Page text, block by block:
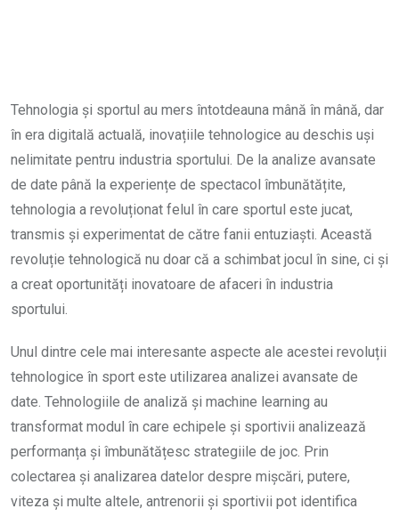
Tehnologia și sportul au mers întotdeauna mână în mână, dar
în era digitală actuală, inovațiile tehnologice au deschis uși
nelimitate pentru industria sportului. De la analize avansate
de date până la experiențe de spectacol îmbunătățite,
tehnologia a revoluționat felul în care sportul este jucat,
transmis și experimentat de către fanii entuziaști. Această
revoluție tehnologică nu doar că a schimbat jocul în sine, ci și
a creat oportunități inovatoare de afaceri în industria
sportului.
Unul dintre cele mai interesante aspecte ale acestei revoluții
tehnologice în sport este utilizarea analizei avansate de
date. Tehnologiile de analiză și machine learning au
transformat modul în care echipele și sportivii analizează
performanța și îmbunătățesc strategiile de joc. Prin
colectarea și analizarea datelor despre mișcări, putere,
viteza și multe altele, antrenorii și sportivii pot identifica